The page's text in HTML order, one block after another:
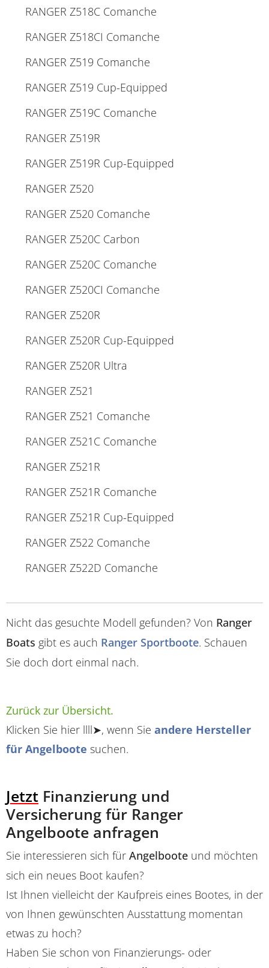
RANGER Z518C Comanche
RANGER Z518CI Comanche
RANGER Z519 Comanche
RANGER Z519 Cup-Equipped
RANGER Z519C Comanche
RANGER Z519R
RANGER Z519R Cup-Equipped
RANGER Z520
RANGER Z520 Comanche
RANGER Z520C Carbon
RANGER Z520C Comanche
RANGER Z520CI Comanche
RANGER Z520R
RANGER Z520R Cup-Equipped
RANGER Z520R Ultra
RANGER Z521
RANGER Z521 Comanche
RANGER Z521C Comanche
RANGER Z521R
RANGER Z521R Comanche
RANGER Z521R Cup-Equipped
RANGER Z522 Comanche
RANGER Z522D Comanche
Nicht das gesuchte Modell gefunden? Von Ranger
Boats gibt es auch Ranger Sportboote. Schauen
Sie doch dort einmal nach.
Zurück zur Übersicht.
Klicken Sie hier llll➤, wenn Sie andere Hersteller
für Angelboote suchen.
Jetzt Finanzierung und
Versicherung für Ranger
Angelboote anfragen
Sie interessieren sich für Angelboote und möchten
sich ein neues Boot kaufen?
Ist Ihnen vielleicht der Kaufpreis eines Bootes, in der
von Ihnen gewünschten Ausstattung momentan
etwas zu hoch?
Haben Sie schon von Finanzierungs- oder